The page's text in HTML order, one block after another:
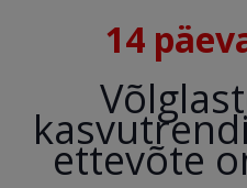
14
ettevõte